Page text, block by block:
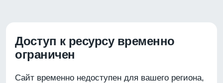
Доступ к ресурсу временно
ограничен
Сайт временно недоступен для вашего региона,